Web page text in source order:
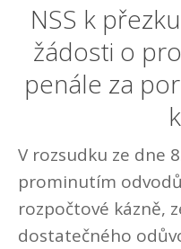
NSS k
žádosti o
penále za
V rozsudku ze dne
prominutím
rozpočtové kázně,
dostatečného